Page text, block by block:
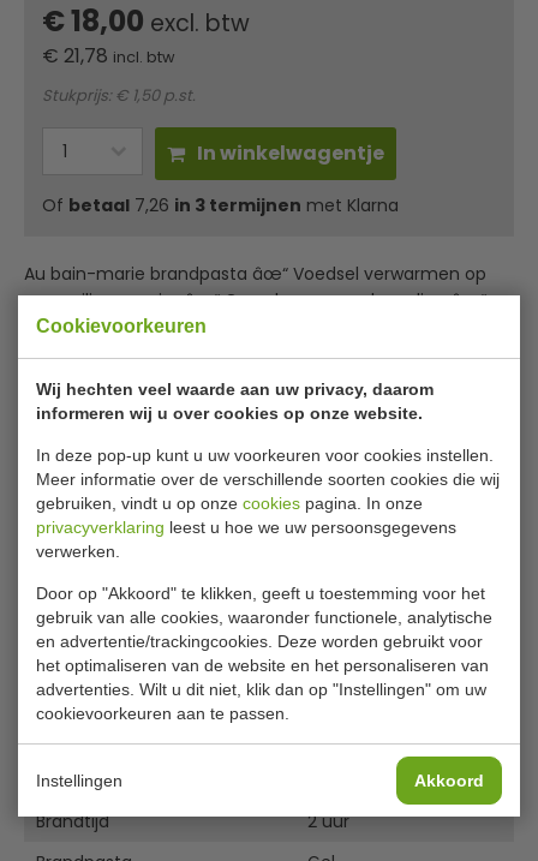
Cookievoorkeuren
Wij hechten veel waarde aan uw privacy, daarom
informeren wij u over cookies op onze website.
In deze pop-up kunt u uw voorkeuren voor cookies instellen.
Meer informatie over de verschillende soorten cookies die wij
gebruiken, vindt u op onze cookies pagina. In onze
privacyverklaring leest u hoe we uw persoonsgegevens
verwerken.
Door op "Akkoord" te klikken, geeft u toestemming voor het
gebruik van alle cookies, waaronder functionele, analytische
en advertentie/trackingcookies. Deze worden gebruikt voor
het optimaliseren van de website en het personaliseren van
advertenties. Wilt u dit niet, klik dan op "Instellingen" om uw
cookievoorkeuren aan te passen.
Instellingen Akkoord
€ 18,00 excl. btw
€ 21,78 incl. btw
Stukprijs: € 1,50 p.st.
In winkelwagentje
Of betaal 7,26 in 3 termijnen met Klarna
Au bain-marie brandpasta âœ“ Voedsel verwarmen op
een veilige manier âœ“ Geen kans op verbranding âœ“
Milieuvriendelijk âœ“ Keuze uit diverse varianten.
12 stuks Olympia brandpasta gel
Bewaar uw gerechten op de perfecte
serveertemperatuur met deze handige gel brandpasta
van Olympia. De blikjes zijn speciaal ontworpen voor
professioneel gebruik en hebben een brandtijd van ca. 2
uur.
Het blikje is eenvoudig te openen en bevat een niet-
toxische gel op bio-ethanol basis. De gel is makkelijk aan
te steken en kan lichte windvlagen weerstaan. Door de
speciale samenstelling komen er vrijwel geen geur,
verbrandingsresten en chemisch residu vrij.
De blikjes zijn per 12 verpakt, met elk een brandtijd van 2
uur. De blikjes zijn gemaakt van recyclebaar materiaal.
Lees meer
Specificaties
Model
Brandtijd
2 uur